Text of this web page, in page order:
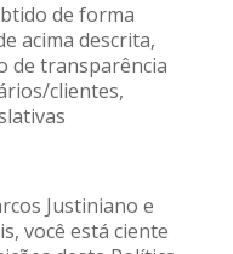
de forma
acima descrita,
de transparência
clientes,
Justiniano e
você está ciente